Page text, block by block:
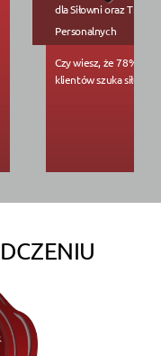
dla Siłowni oraz
Personalnych
Czy wiesz, że 78%
klientów szuka siłowni...